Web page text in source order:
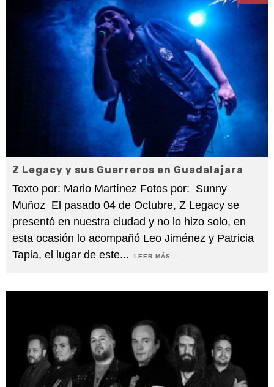
Z Legacy y sus Guerreros en Guadalajara
Texto por: Mario Martínez Fotos por: Sunny
Muñoz El pasado 04 de Octubre, Z Legacy se
presentó en nuestra ciudad y no lo hizo solo, en
esta ocasión lo acompañó Leo Jiménez y Patricia
Tapia, el lugar de este... LEER MÁS...